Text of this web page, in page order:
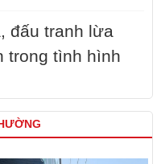
đấu tranh lừa
trong tình hình